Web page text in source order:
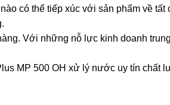
có thể tiếp xúc với sản phẩm về
Với những nỗ lực kinh doanh
MP 500 OH xử lý nước uy tín chất